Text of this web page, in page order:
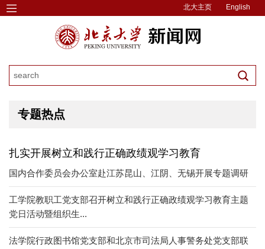
北大主页 English
专题热点
扎实开展树立和践行正确政绩观学习教育
​国内合作委员会办公室赴江苏昆山、江阴、无锡开展专题调研
工学院教职工党支部召开树立和践行正确政绩观学习教育主题
党日活动暨组织生...
法学院行政图书馆党支部和北京市司法局人事警务处党支部联